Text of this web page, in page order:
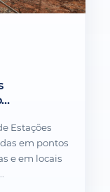
Estações
em pontos
e em locais